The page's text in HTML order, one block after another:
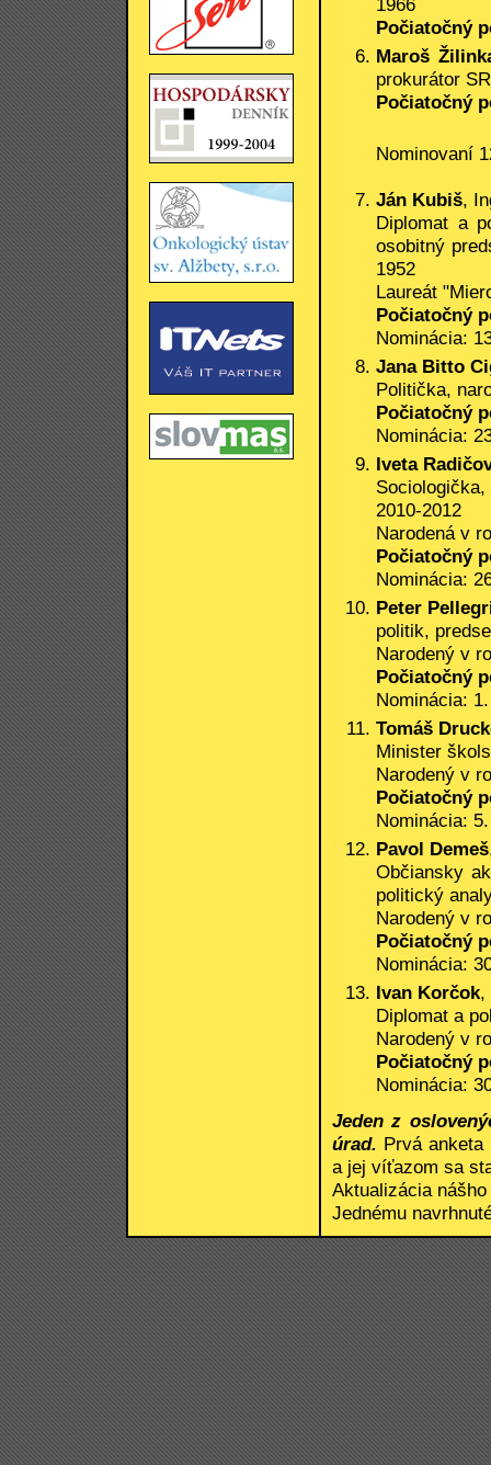
1966
Počiatočný
Maroš
prokurátor
Počiatočný
Nominovaní
Ján Kubiš,
Diplomat a
osobitný
1952
Laureát
Počiatočný
Nominácia:
Jana Bitto
Politička,
Počiatočný
Nominácia:
Iveta
2010-2012
Narodená v
Počiatočný
Nominácia:
Peter
politik,
Narodený v
Počiatočný
Nominácia:
Tomáš
Minister
Narodený v
Počiatočný
Nominácia:
Pavol Demeš
Občiansky
politický
Narodený v
Počiatočný
Nominácia:
Ivan Korčok,
Diplomat a
Narodený v
Počiatočný
Nominácia:
Jeden z
úrad. Prvá
a jej víťazom sa
Aktualizácia
Jednému